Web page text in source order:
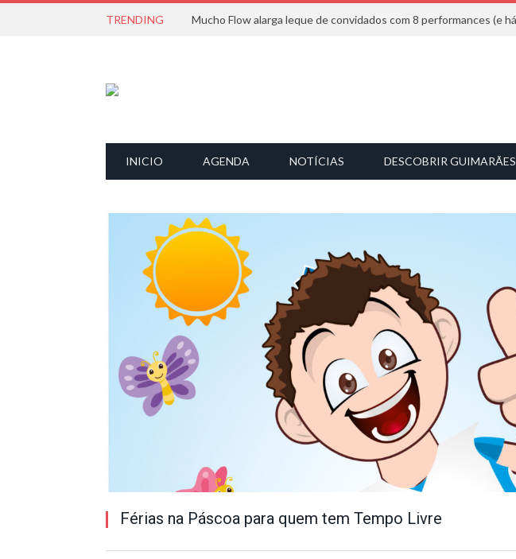
TRENDING
INICIO AGENDA NOTÍCIAS DESCOBRIR GUIMARÃES
Férias na Páscoa para quem tem Tempo Livre